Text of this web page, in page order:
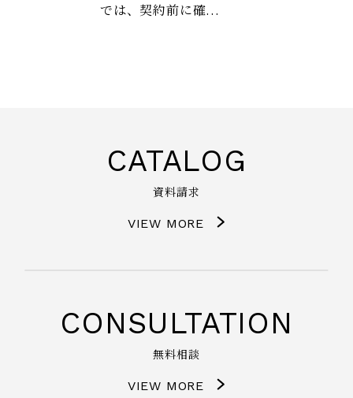
では、契約前に確...
CATALOG
資料請求
VIEW MORE
CONSULTATION
無料相談
VIEW MORE